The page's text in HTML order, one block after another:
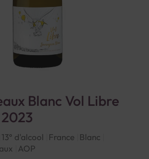
Blanc Vol Libre
13° d'alcool France
Blanc
AOP